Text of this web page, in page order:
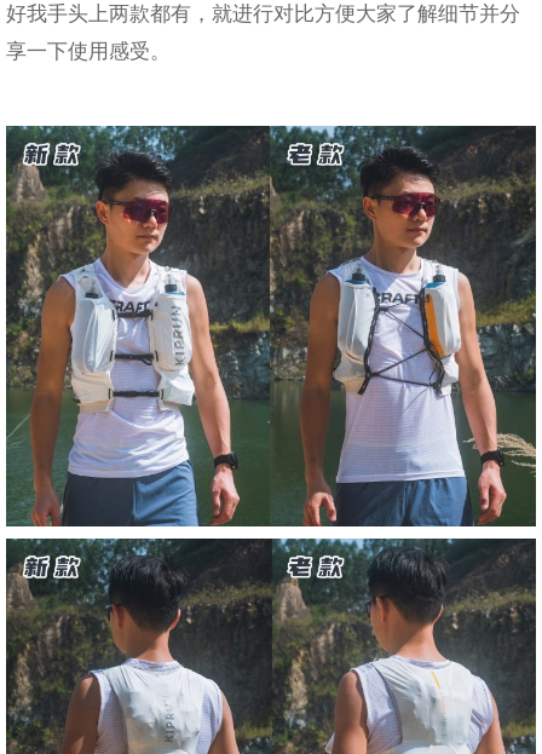
好我手头上两款都有，就进行对比方便大家了解细节并分
享一下使用感受。